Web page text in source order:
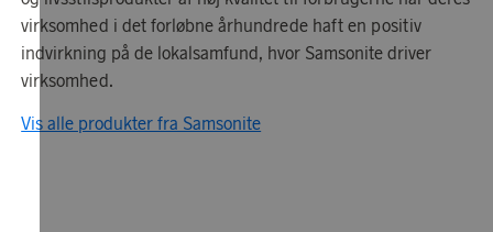
virksomhed i det forløbne århundrede haft en positiv
indvirkning på de lokalsamfund, hvor Samsonite driver
virksomhed.
Vis alle produkter fra Samsonite